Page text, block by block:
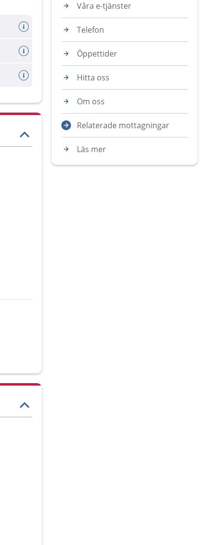
Våra e-tjänster
Telefon
Öppettider
Hitta oss
Om oss
Relaterade mottagningar
Läs mer